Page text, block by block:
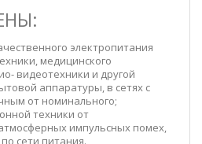
электропитания
медицинского
видеотехники и другой
аппаратуры, в сетях с
от номинального;
техники от
импульсных помех,
сети питания.